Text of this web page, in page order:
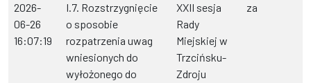
2026-
06-26
16:07:19
I.7. Rozstrzygnięcie
o sposobie
rozpatrzenia uwag
wniesionych do
wyłożonego do
XXII sesja
Rady
Miejskiej w
Trzcińsku-
Zdroju
za